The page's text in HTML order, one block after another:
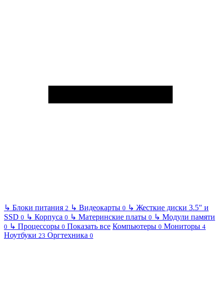
↳ Блоки питания 2 ↳ Видеокарты 0 ↳ Жесткие диски 3.5" и
SSD 0 ↳ Корпуса 0 ↳ Материнские платы 0 ↳ Модули памяти
0 ↳ Процессоры 0 Показать все Компьютеры 0 Мониторы 4
Ноутбуки 23 Оргтехника 0